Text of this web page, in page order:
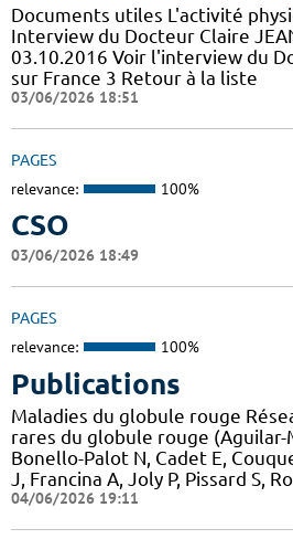
Documents utiles L'activité
Interview du Docteur Claire
03.10.2016 Voir l'interview du
sur France 3 Retour à la liste
03/06/2026 18:51
PAGES
relevance: 100%
CSO
03/06/2026 18:49
PAGES
relevance: 100%
Publications
Maladies du globule rouge
rares du globule rouge (Aguilar-
Bonello-Palot N, Cadet E,
J, Francina A, Joly P, Pissard S,
04/06/2026 19:11